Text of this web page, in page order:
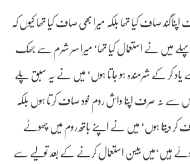
صاف کیا تھا بلکہ میرا بھی صاف کیا تھا کیوں کہ
میں نے استعمال کیا تھا‘ میرا سر شرم سے جھک
یاد کر کے شرمندہ ہو جاتا ہوں‘ میں نے یہ سبق پلے
لیا اور پچھلے 22 برس سے نہ صرف اپنا واش روم خود صاف کرتا ہوں بلکہ
کر دیتا ہوں‘ میں نے اپنے باتھ روم میں چھوٹے
ہیں‘میں بیسن استعمال کرنے کے بعد تولیے سے